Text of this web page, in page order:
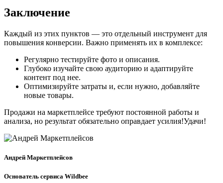
Заключение
Каждый из этих пунктов — это отдельный инструмент для
повышения конверсии. Важно применять их в комплексе:
Регулярно тестируйте фото и описания.
Глубоко изучайте свою аудиторию и адаптируйте
контент под нее.
Оптимизируйте затраты и, если нужно, добавляйте
новые товары.
Продажи на маркетплейсе требуют постоянной работы и
анализа, но результат обязательно оправдает усилия!Удачи!
Андрей Маркетплейсов
Основатель сервиса Wildbee